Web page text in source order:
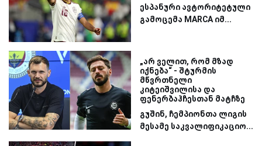
ესპანური ავტორიტეტული
გამოცემა MARCA იმ...
„არ ველით, რომ მზად
იქნება“ - შტურმის
მწვრთნელი
კიტეიშვილისა და
ფენერბაჰჩესთან მატჩზე
გუშინ, ჩემპიონთა ლიგის
მესამე საკვალიფიკაციო...